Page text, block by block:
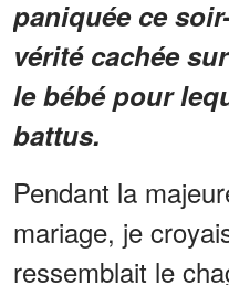
paniquée ce
vérité cachée
le bébé pour
battus.
Pendant la
mariage, je
ressemblait le